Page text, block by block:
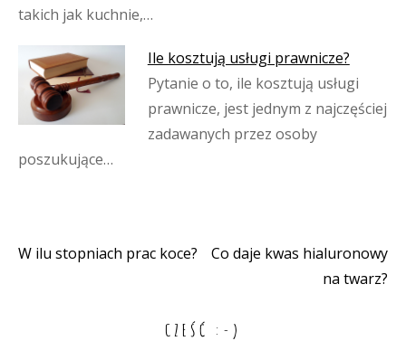
takich jak kuchnie,…
Ile kosztują usługi prawnicze?
Pytanie o to, ile kosztują usługi
prawnicze, jest jednym z najczęściej
zadawanych przez osoby
poszukujące…
Nawigacja
W ilu stopniach prac koce?
Co daje kwas hialuronowy
na twarz?
CZEŚĆ :-)